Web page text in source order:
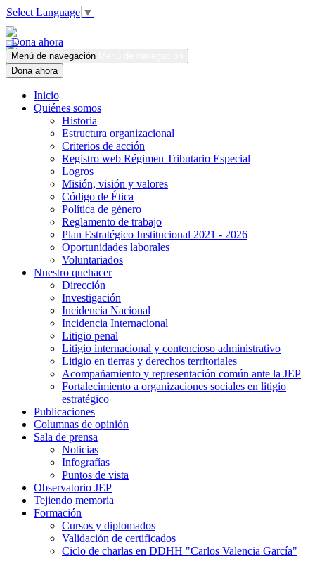
Select Language ▼
Dona ahora
Menú de navegación
Dona ahora
Inicio
Quiénes somos
Historia
Estructura organizacional
Criterios de acción
Registro web Régimen Tributario Especial
Logros
Misión, visión y valores
Código de Ética
Política de género
Reglamento de trabajo
Plan Estratégico Institucional 2021 - 2026
Oportunidades laborales
Voluntariados
Nuestro quehacer
Dirección
Investigación
Incidencia Nacional
Incidencia Internacional
Litigio penal
Litigio internacional y contencioso administrativo
Litigio en tierras y derechos territoriales
Acompañamiento y representación común ante la JEP
Fortalecimiento a organizaciones sociales en litigio
estratégico
Publicaciones
Columnas de opinión
Sala de prensa
Noticias
Infografías
Puntos de vista
Observatorio JEP
Tejiendo memoria
Formación
Cursos y diplomados
Validación de certificados
Ciclo de charlas en DDHH "Carlos Valencia García"